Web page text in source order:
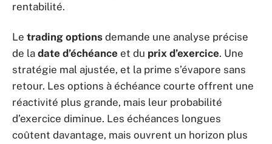
rentabilité.
Le trading options demande une analyse précise
de la date d’échéance et du prix d’exercice. Une
stratégie mal ajustée, et la prime s’évapore sans
retour. Les options à échéance courte offrent une
réactivité plus grande, mais leur probabilité
d’exercice diminue. Les échéances longues
coûtent davantage, mais ouvrent un horizon plus